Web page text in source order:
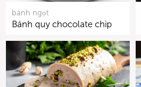
bánh ngọt
Bánh quy chocolate chip